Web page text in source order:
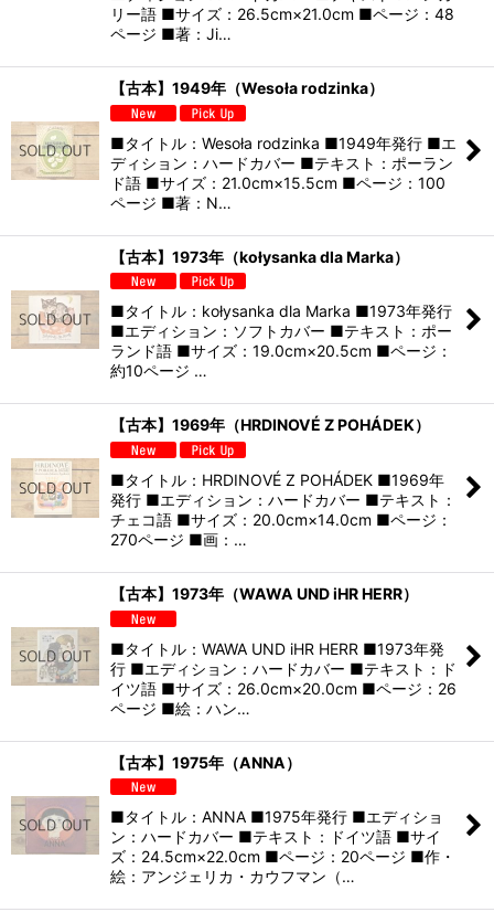
リー語 ■サイズ：26.5cm×21.0cm ■ページ：48
ページ ■著：Ji…
【古本】1949年（Wesoła rodzinka）
■タイトル：Wesoła rodzinka ■1949年発行 ■エ
ディション：ハードカバー ■テキスト：ポーラン
ド語 ■サイズ：21.0cm×15.5cm ■ページ：100
ページ ■著：N…
【古本】1973年（kołysanka dla Marka）
■タイトル：kołysanka dla Marka ■1973年発行
■エディション：ソフトカバー ■テキスト：ポー
ランド語 ■サイズ：19.0cm×20.5cm ■ページ：
約10ページ …
【古本】1969年（HRDINOVÉ Z POHÁDEK）
■タイトル：HRDINOVÉ Z POHÁDEK ■1969年
発行 ■エディション：ハードカバー ■テキスト：
チェコ語 ■サイズ：20.0cm×14.0cm ■ページ：
270ページ ■画：…
【古本】1973年（WAWA UND iHR HERR）
■タイトル：WAWA UND iHR HERR ■1973年発
行 ■エディション：ハードカバー ■テキスト：ド
イツ語 ■サイズ：26.0cm×20.0cm ■ページ：26
ページ ■絵：ハン…
【古本】1975年（ANNA）
■タイトル：ANNA ■1975年発行 ■エディショ
ン：ハードカバー ■テキスト：ドイツ語 ■サイ
ズ：24.5cm×22.0cm ■ページ：20ページ ■作・
絵：アンジェリカ・カウフマン（…